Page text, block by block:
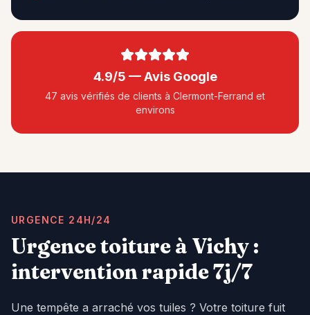
4.9/5 — Avis Google
47 avis vérifiés de clients à Clermont-Ferrand et
environs
URGENCE 24H/24
Urgence toiture à Vichy:
intervention rapide 7j/7
Une tempête a arraché vos tuiles ? Votre toiture fuit